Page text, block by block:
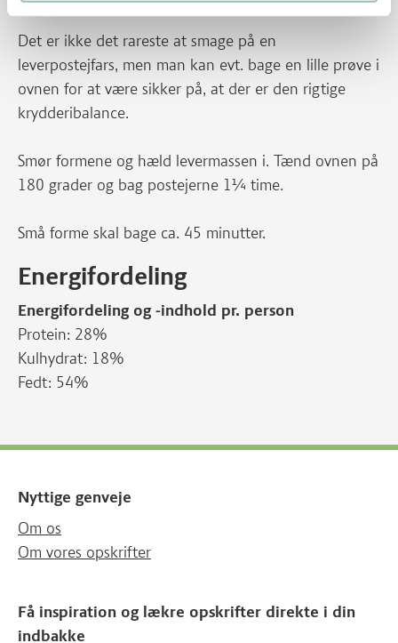
Det er ikke det rareste at smage på en
leverpostejfars, men man kan evt. bage en lille prøve i
ovnen for at være sikker på, at der er den rigtige
krydderibalance.
Smør formene og hæld levermassen i. Tænd ovnen på
180 grader og bag postejerne 1¼ time.
Små forme skal bage ca. 45 minutter.
Energifordeling
Energifordeling og -indhold pr. person
Protein: 28%
Kulhydrat: 18%
Fedt: 54%
Nyttige genveje
Om os
Om vores opskrifter
Få inspiration og lækre opskrifter direkte i din
indbakke